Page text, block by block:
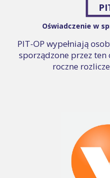
Oświadczenie w
PIT-OP wypełniają
sporządzone przez
roczne